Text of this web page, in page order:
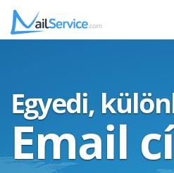
Egyedi,
Email